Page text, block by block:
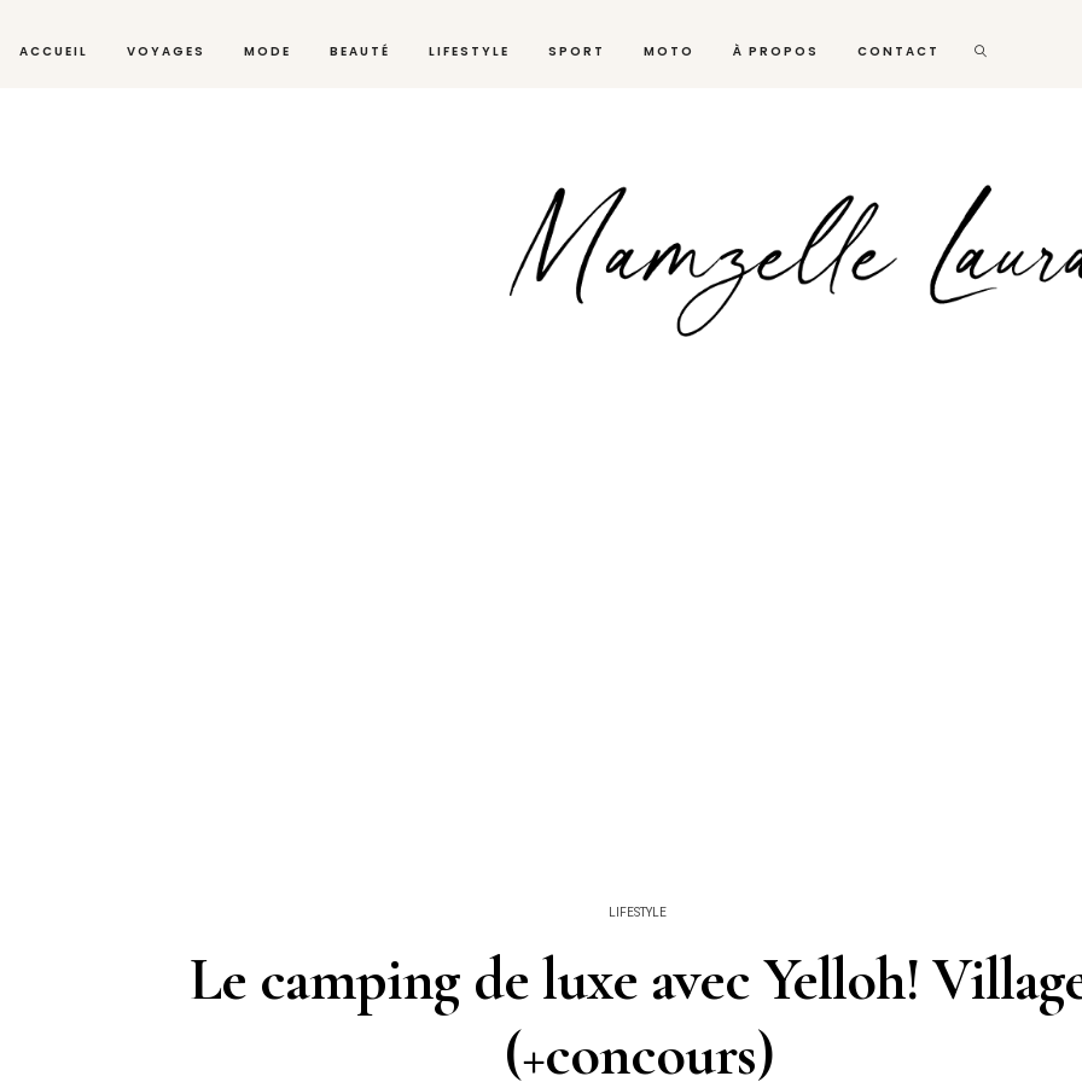
ACCUEIL VOYAGES MODE BEAUTÉ LIFESTYLE SPORT MOTO À PROPOS CONTACT
LIFESTYLE
Le camping de luxe avec Yelloh!
(+concours)